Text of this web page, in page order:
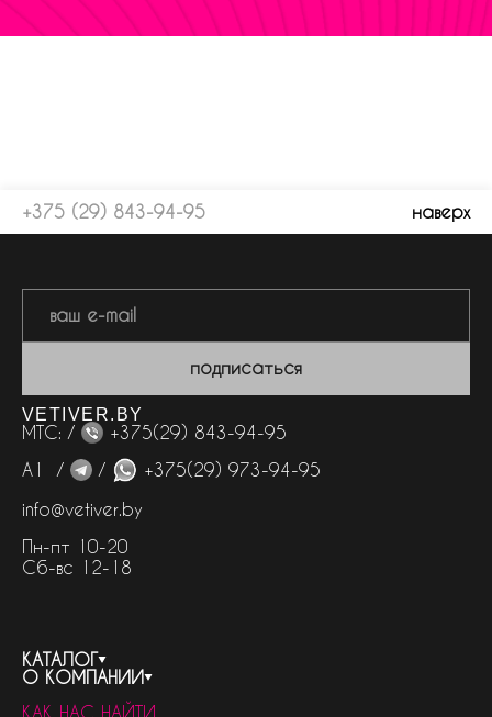
+375 (29) 843-94-95 наверх
подписаться
VETIVER.BY
МТС: /
+375(29) 843-94-95
А1 /
/
+375(29) 973-94-95
info@vetiver.by
Пн-пт 10-20
Сб-вс 12-18
КАТАЛОГ
весь каталог
О КОМПАНИИ
КАК НАС НАЙТИ